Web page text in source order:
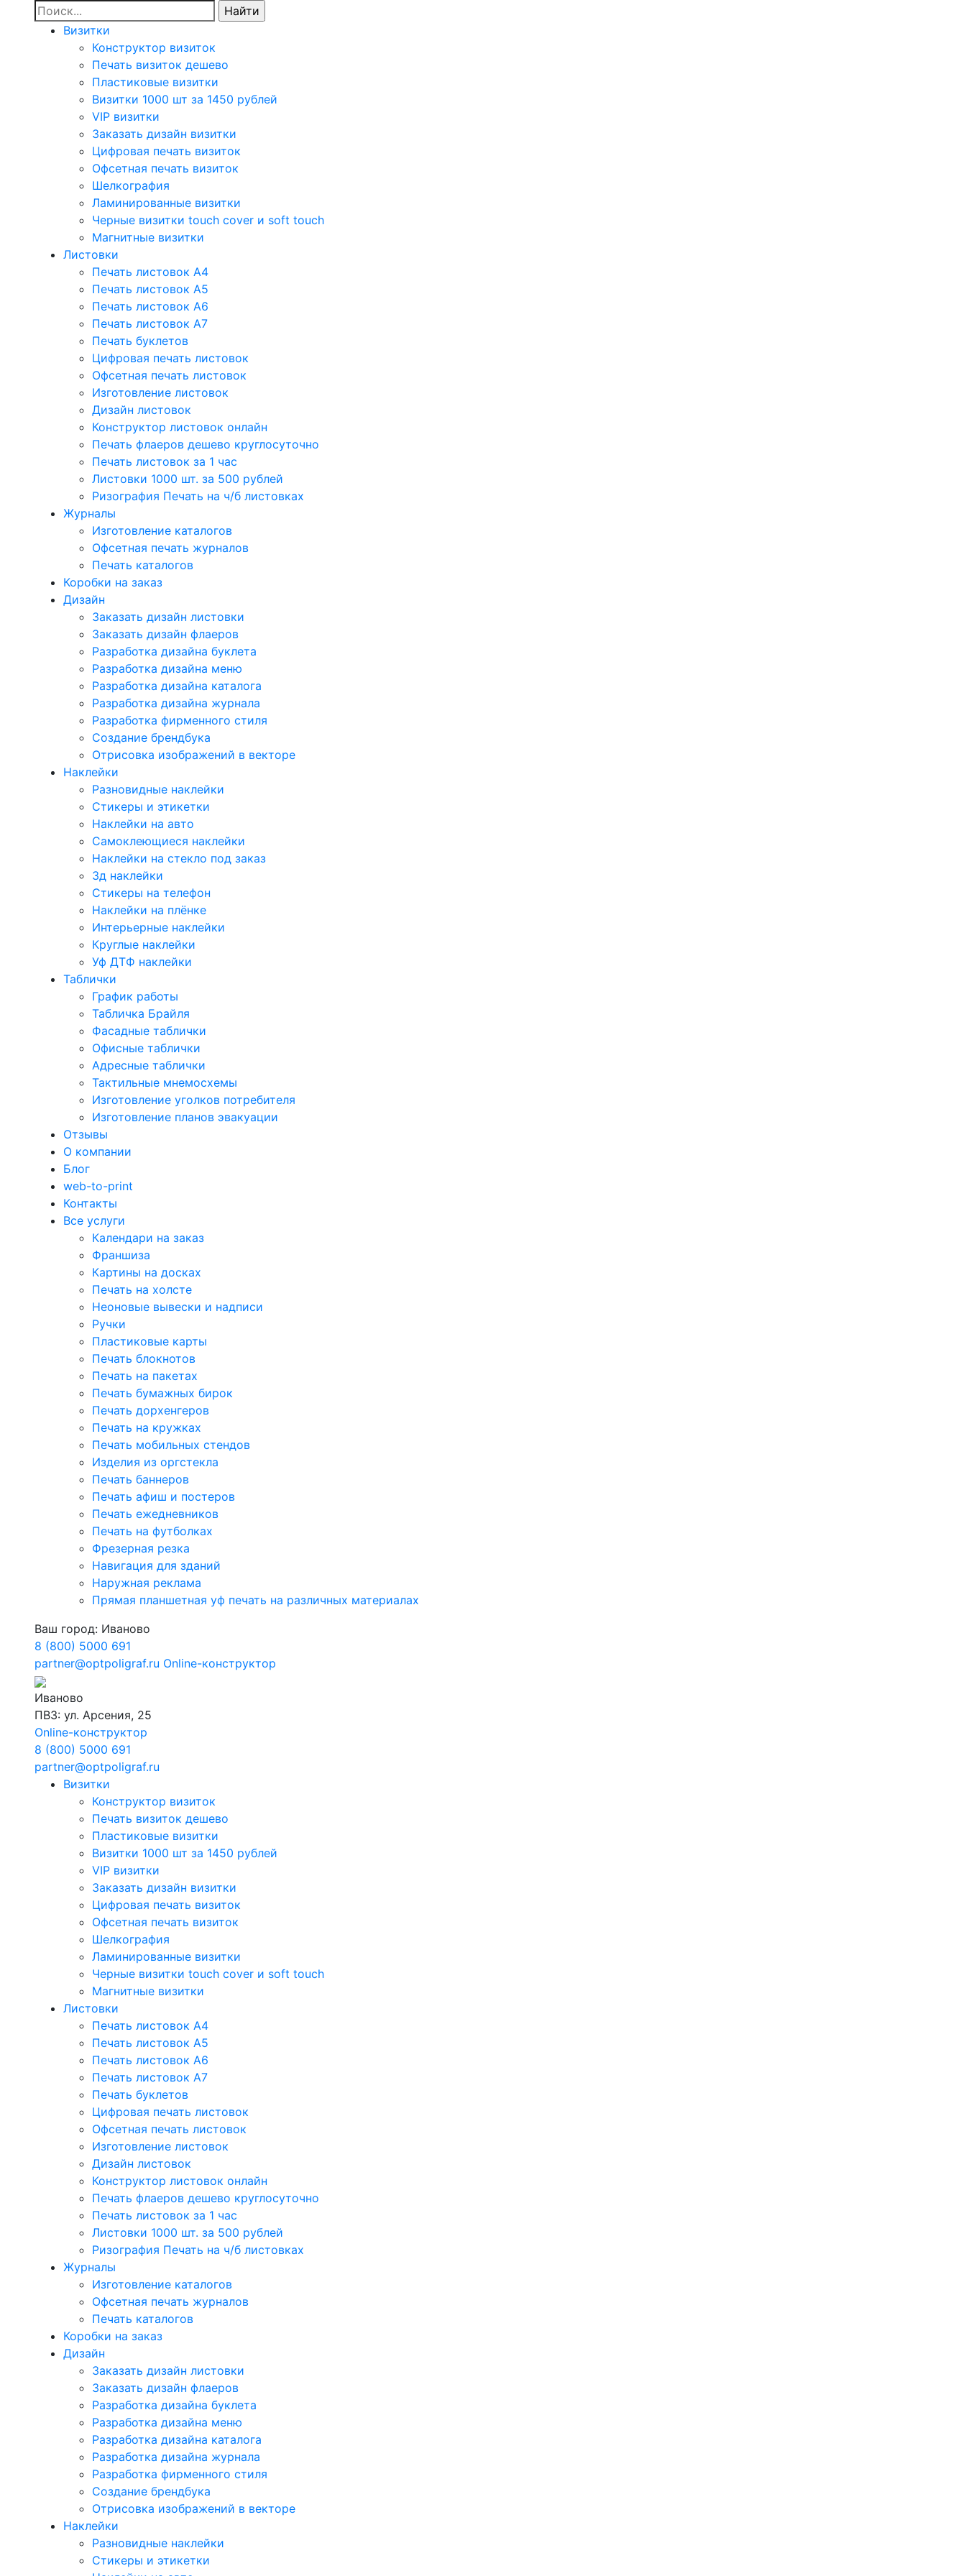
Визитки
Конструктор визиток
Печать визиток дешево
Пластиковые визитки
Визитки 1000 шт за 1450 рублей
VIP визитки
Заказать дизайн визитки
Цифровая печать визиток
Офсетная печать визиток
Шелкография
Ламинированные визитки
Черные визитки touch cover и soft touch
Магнитные визитки
Листовки
Печать листовок А4
Печать листовок А5
Печать листовок А6
Печать листовок А7
Печать буклетов
Цифровая печать листовок
Офсетная печать листовок
Изготовление листовок
Дизайн листовок
Конструктор листовок онлайн
Печать флаеров дешево круглосуточно
Печать листовок за 1 час
Листовки 1000 шт. за 500 рублей
Ризография Печать на ч/б листовках
Журналы
Изготовление каталогов
Офсетная печать журналов
Печать каталогов
Коробки на заказ
Дизайн
Заказать дизайн листовки
Заказать дизайн флаеров
Разработка дизайна буклета
Разработка дизайна меню
Разработка дизайна каталога
Разработка дизайна журнала
Разработка фирменного стиля
Создание брендбука
Отрисовка изображений в векторе
Наклейки
Разновидные наклейки
Стикеры и этикетки
Наклейки на авто
Самоклеющиеся наклейки
Наклейки на стекло под заказ
3д наклейки
Cтикеры на телефон
Наклейки на плёнке
Интерьерные наклейки
Круглые наклейки
Уф ДТФ наклейки
Таблички
График работы
Табличка Брайля
Фасадные таблички
Офисные таблички
Адресные таблички
Тактильные мнемосхемы
Изготовление уголков потребителя
Изготовление планов эвакуации
Отзывы
О компании
Блог
web-to-print
Контакты
Все услуги
Календари на заказ
Франшиза
Картины на досках
Печать на холсте
Неоновые вывески и надписи
Ручки
Пластиковые карты
Печать блокнотов
Печать на пакетах
Печать бумажных бирок
Печать дорхенгеров
Печать на кружках
Печать мобильных стендов
Изделия из оргстекла
Печать баннеров
Печать афиш и постеров
Печать ежедневников
Печать на футболках
Фрезерная резка
Навигация для зданий
Наружная реклама
Прямая планшетная уф печать на различных материалах
Ваш город: Иваново
8 (800) 5000 691
partner@optpoligraf.ru Online-конструктор
Иваново
ПВЗ: ул. Арсения, 25
Online-конструктор
8 (800) 5000 691
partner@optpoligraf.ru
Визитки
Конструктор визиток
Печать визиток дешево
Пластиковые визитки
Визитки 1000 шт за 1450 рублей
VIP визитки
Заказать дизайн визитки
Цифровая печать визиток
Офсетная печать визиток
Шелкография
Ламинированные визитки
Черные визитки touch cover и soft touch
Магнитные визитки
Листовки
Печать листовок А4
Печать листовок А5
Печать листовок А6
Печать листовок А7
Печать буклетов
Цифровая печать листовок
Офсетная печать листовок
Изготовление листовок
Дизайн листовок
Конструктор листовок онлайн
Печать флаеров дешево круглосуточно
Печать листовок за 1 час
Листовки 1000 шт. за 500 рублей
Ризография Печать на ч/б листовках
Журналы
Изготовление каталогов
Офсетная печать журналов
Печать каталогов
Коробки на заказ
Дизайн
Заказать дизайн листовки
Заказать дизайн флаеров
Разработка дизайна буклета
Разработка дизайна меню
Разработка дизайна каталога
Разработка дизайна журнала
Разработка фирменного стиля
Создание брендбука
Отрисовка изображений в векторе
Наклейки
Разновидные наклейки
Стикеры и этикетки